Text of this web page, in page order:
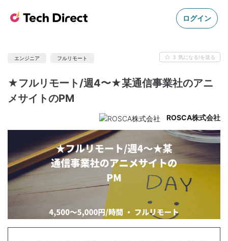
ログイン
エンジニア フルリモート 3 気になる!を送る
★フルリモート/週4〜★某通信事業社のアニ
メサイトのPM
ROSCA株式会社